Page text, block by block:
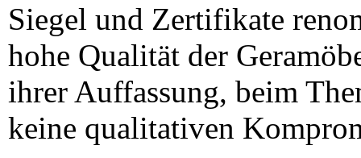
Siegel und Zertifikate
hohe Qualität der
ihrer Auffassung, beim
keine qualitativen